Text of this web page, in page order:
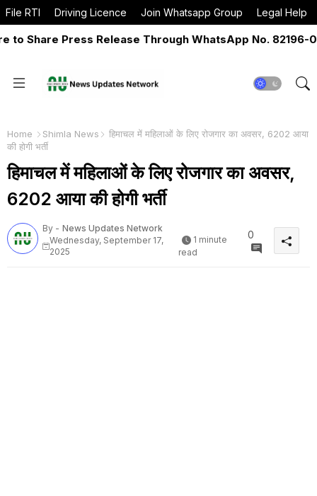
File RTI Driving Licence Join Whatsapp Group Legal Help
Press Release Through WhatsApp No. 82196-
Home Shimla News
हिमाचल में महिलाओं के लिए रोजगार का अवसर, 6202 आया
की होगी भर्ती
हिमाचल में महिलाओं के लिए रोजगार का अवसर,
6202 आया की होगी भर्ती
By - News Updates Network
Wednesday, September 17,
2025
1 minute
read
0